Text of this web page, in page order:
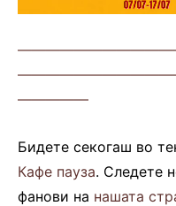
—————
Бидете секогаш во
Кафе пауза. Следете
фанови на нашата